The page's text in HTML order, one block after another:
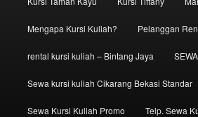
Mengapa Kursi Kuliah? Pelanggan
rental kursi kuliah – Bintang Jaya
Sewa kursi kuliah Cikarang Bekasi Standar
Sewa Kursi Kuliah Promo Telp. Sewa